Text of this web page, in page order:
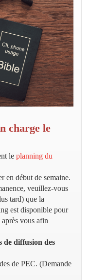
charge le
le planning du
en début de semaine.
veuillez-vous
tard) que la
est disponible pour
vous afin
de diffusion des
de PEC. (Demande